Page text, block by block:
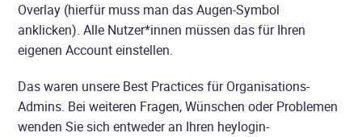
Overlay (hierfür muss man das Augen-Symbol
anklicken). Alle Nutzer*innen müssen das für Ihren
eigenen Account einstellen.
Das waren unsere Best Practices für Organisations-
Admins. Bei weiteren Fragen, Wünschen oder Problemen
wenden Sie sich entweder an Ihren heylogin-